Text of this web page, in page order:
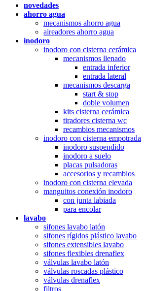
novedades
ahorro agua
mecanismos ahorro agua
aireadores ahorro agua
inodoro
inodoro con cisterna cerámica
mecanismos llenado
entrada inferior
entrada lateral
mecanismos descarga
start & stop
doble volumen
kits cisterna cerámica
tiradores cisterna wc
recambios mecanismos
inodoro con cisterna empotrada
inodoro suspendido
inodoro a suelo
placas pulsadoras
accesorios y recambios
inodoro con cisterna elevada
manguitos conexión inodoro
con junta labiada
para encolar
lavabo
sifones lavabo latón
sifones rígidos plástico lavabo
sifones extensibles lavabo
sifones flexibles drenaflex
válvulas lavabo latón
válvulas roscadas plástico
válvulas drenaflex
filtros